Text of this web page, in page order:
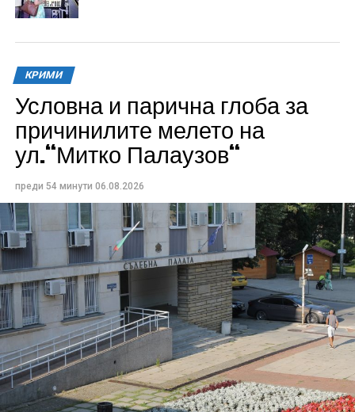
КРИМИ
Условна и парична глоба за
причинилите мелето на
ул.“Митко Палаузов“
преди 54 минути 06.08.2026